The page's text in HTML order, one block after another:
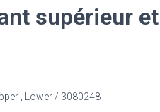
supérieur
, Lower / 3080248